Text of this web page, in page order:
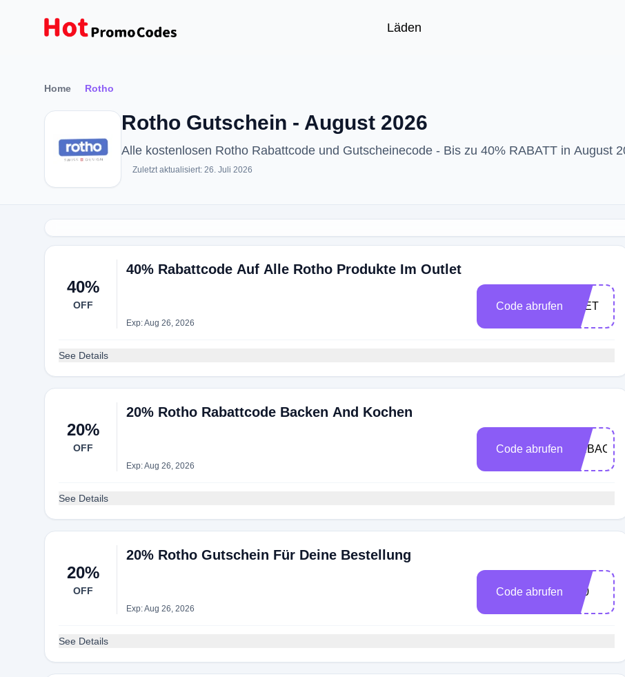
Läden
Home Rotho
Rotho Gutschein - August 2026
Alle kostenlosen Rotho Rabattcode und Gutscheinecode - Bis zu 40% RABATT in August
Zuletzt aktualisiert: 26. Juli 2026
40%
OFF
40% Rabattcode Auf Alle Rotho Produkte Im Outlet
Exp: Aug 26, 2026
Code abrufen TLET
See Details
20%
OFF
20% Rotho Rabattcode Backen And Kochen
Exp: Aug 26, 2026
Code abrufen ARBACK20
See Details
20%
OFF
20% Rotho Gutschein Für Deine Bestellung
Exp: Aug 26, 2026
Code abrufen y20
See Details